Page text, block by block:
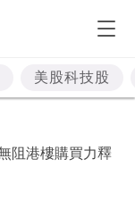
美股科技股